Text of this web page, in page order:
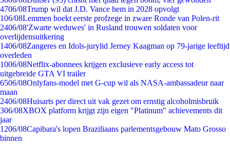
4706/08Trump wil dat J.D. Vance hem in 2028 opvolgt
106/08Lemmen boekt eerste profzege in zware Ronde van Polen-rit
2406/08'Zwarte weduwes' in Rusland trouwen soldaten voor
overlijdensuitkering
1406/08Zangeres en Idols-jurylid Jerney Kaagman op 79-jarige leeftijd
overleden
1006/08Netflix-abonnees krijgen exclusieve early access tot
uitgebreide GTA VI trailer
6506/08Onlyfans-model met G-cup wil als NASA-ambassadeur naar
maan
2406/08Huisarts per direct uit vak gezet om ernstig alcoholmisbruik
306/08XBOX platform krijgt zijn eigen "Platinum" achievements dit
jaar
1206/08Capibara's lopen Braziliaans parlementsgebouw Mato Grosso
binnen